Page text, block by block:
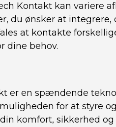
Kontakt kan variere
du ønsker at
at kontakte
dine behov.
er en spændende
for at styre
komfort, sikkerhed